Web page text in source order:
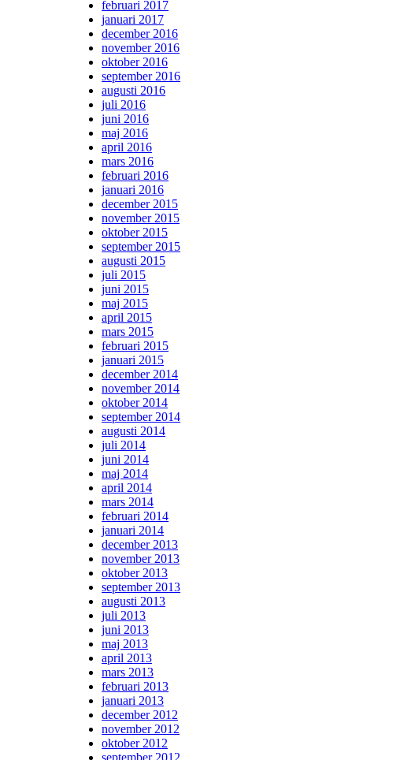
februari 2017
januari 2017
december 2016
november 2016
oktober 2016
september 2016
augusti 2016
juli 2016
juni 2016
maj 2016
april 2016
mars 2016
februari 2016
januari 2016
december 2015
november 2015
oktober 2015
september 2015
augusti 2015
juli 2015
juni 2015
maj 2015
april 2015
mars 2015
februari 2015
januari 2015
december 2014
november 2014
oktober 2014
september 2014
augusti 2014
juli 2014
juni 2014
maj 2014
april 2014
mars 2014
februari 2014
januari 2014
december 2013
november 2013
oktober 2013
september 2013
augusti 2013
juli 2013
juni 2013
maj 2013
april 2013
mars 2013
februari 2013
januari 2013
december 2012
november 2012
oktober 2012
september 2012